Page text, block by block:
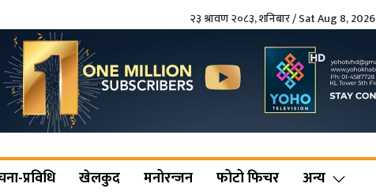
२३ श्रावण २०८३, शनिबार / Sat Aug 8, 2026
प्रविधि खेलकुद मनोरन्जन फोटो फिचर अन्य